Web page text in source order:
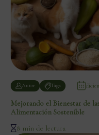
Autor Tags
Mejorando el Bienestar de
Alimentación Sostenible
8 min de lectura